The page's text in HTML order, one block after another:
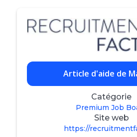
Article d'aide de
Catégorie
Premium Job
Site web
https://